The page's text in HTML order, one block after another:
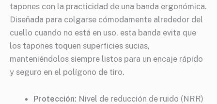
tapones con la practicidad de una banda ergonómica.
Diseñada para colgarse cómodamente alrededor del
cuello cuando no está en uso, esta banda evita que
los tapones toquen superficies sucias,
manteniéndolos siempre listos para un encaje rápido
y seguro en el polígono de tiro.
Protección: Nivel de reducción de ruido (NRR)